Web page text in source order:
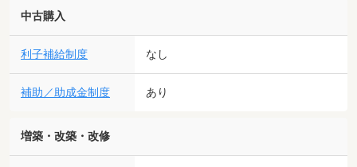
中古購入
利子補給制度 なし
補助／助成金制度 あり
増築・改築・改修